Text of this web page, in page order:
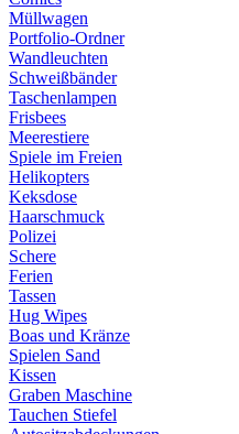
Müllwagen
Portfolio-Ordner
Wandleuchten
Schweißbänder
Taschenlampen
Frisbees
Meerestiere
Spiele im Freien
Helikopters
Keksdose
Haarschmuck
Polizei
Schere
Ferien
Tassen
Hug Wipes
Boas und Kränze
Spielen Sand
Kissen
Graben Maschine
Tauchen Stiefel